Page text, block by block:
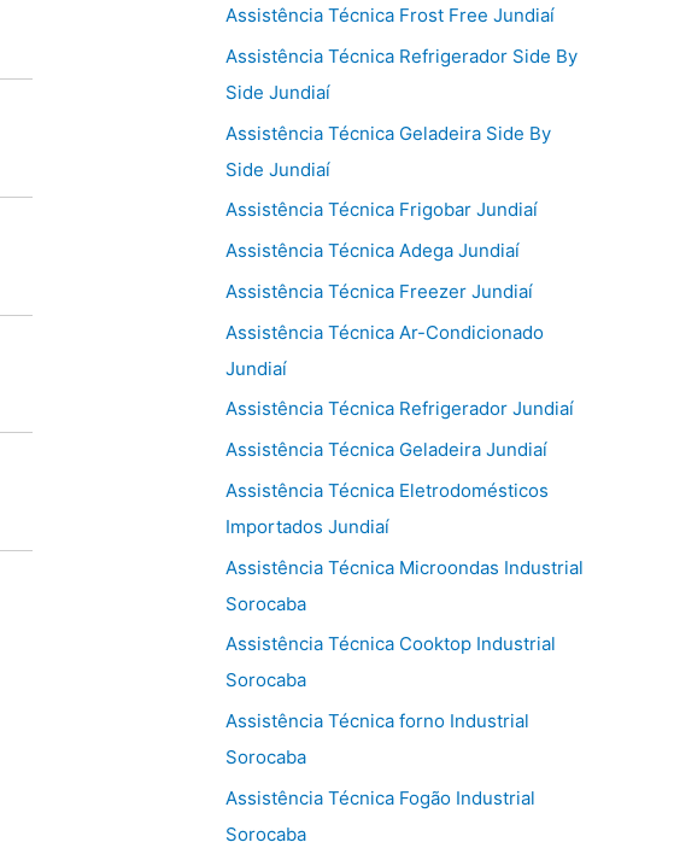
Assistência Técnica Frost Free Jundiaí
Assistência Técnica Refrigerador Side By
Side Jundiaí
Assistência Técnica Geladeira Side By
Side Jundiaí
Assistência Técnica Frigobar Jundiaí
Assistência Técnica Adega Jundiaí
Assistência Técnica Freezer Jundiaí
Assistência Técnica Ar-Condicionado
Jundiaí
Assistência Técnica Refrigerador Jundiaí
Assistência Técnica Geladeira Jundiaí
Assistência Técnica Eletrodomésticos
Importados Jundiaí
Assistência Técnica Microondas Industrial
Sorocaba
Assistência Técnica Cooktop Industrial
Sorocaba
Assistência Técnica forno Industrial
Sorocaba
Assistência Técnica Fogão Industrial
Sorocaba